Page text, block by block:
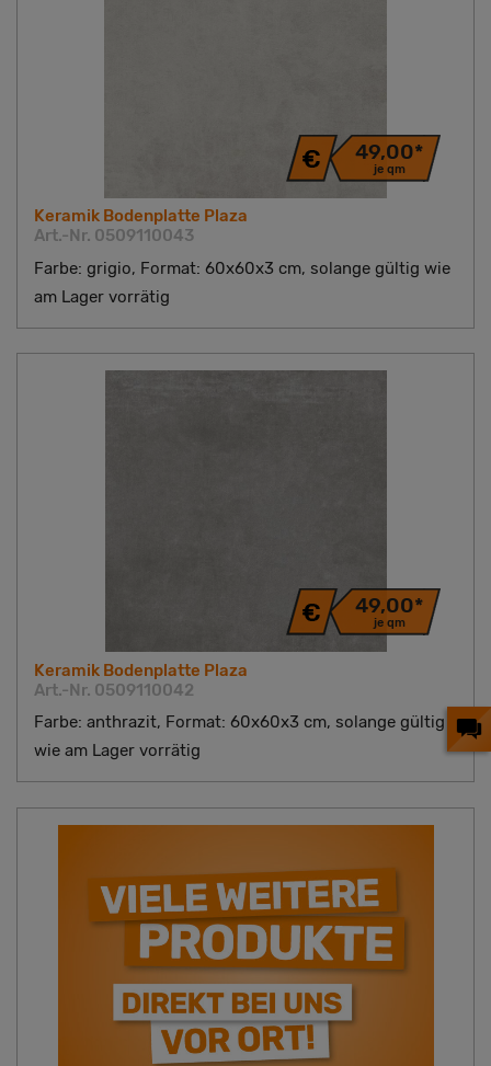
49,00*
je qm
Keramik Bodenplatte Plaza
Art.-Nr. 0509110043
Farbe: grigio, Format: 60x60x3 cm, solange gültig wie
am Lager vorrätig
49,00*
je qm
Keramik Bodenplatte Plaza
Art.-Nr. 0509110042
Farbe: anthrazit, Format: 60x60x3 cm, solange gültig
wie am Lager vorrätig